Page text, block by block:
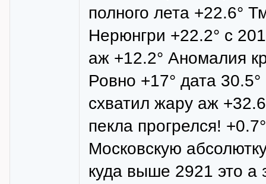
полного лета +22.6°
Нерюнгри +22.2° с
аж +12.2° Аномалия
Ровно +17° дата
схватил жару аж
пекла прогрелся!
Московскую
куда выше 2921 это а